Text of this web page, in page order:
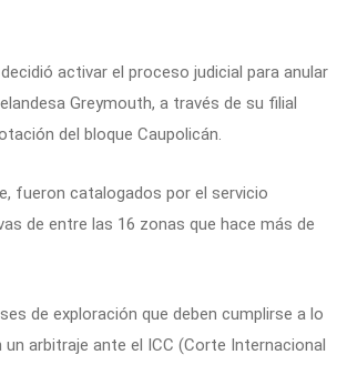
activar el proceso judicial para anular
Greymouth, a través de su filial
del bloque Caupolicán.
fueron catalogados por el servicio
de entre las 16 zonas que hace más de
de exploración que deben cumplirse a lo
un arbitraje ante el ICC (Corte Internacional